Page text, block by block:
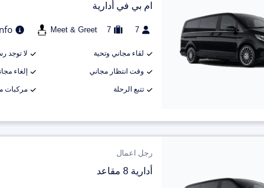
ام بي في أدارية
7
7
Meet & Greet
لقاء مجاني وتحية لا توجد
وقت انتظار مجاني إلغاء مجاني
تتبع الرحلة مركبات
رجل اعمال
أدارية 8 مقاعد